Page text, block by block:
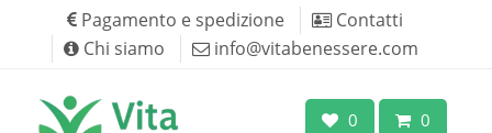
content
Pagamento e spedizione
Contatti
Chi siamo
info@vitabenessere.com
0 0